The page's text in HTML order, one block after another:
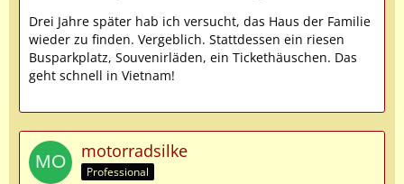
Drei Jahre später hab ich versucht, das Haus der Familie
wieder zu finden. Vergeblich. Stattdessen ein riesen
Busparkplatz, Souvenirläden, ein Tickethäuschen. Das
geht schnell in Vietnam!
motorradsilke
Professional